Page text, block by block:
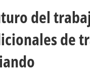
del
de